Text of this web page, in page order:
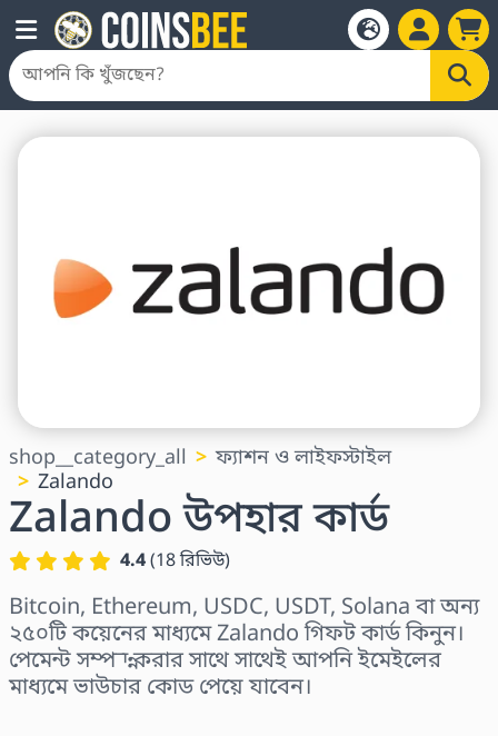
shop__category_all
ফ্যাশন ও লাইফস্টাইল
Zalando
Zalando উপহার কার্ড
4.4(18রিভিউ)
Bitcoin, Ethereum, USDC, USDT, Solana বা অন্য
২৫০টি কয়েনের মাধ্যমে Zalando গিফট কার্ড কিনুন।
পেমেন্ট সম্পন্ন করার সাথে সাথেই আপনি ইমেইলের
মাধ্যমে ভাউচার কোড পেয়ে যাবেন।